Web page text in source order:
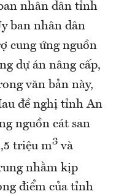
nhân dân tỉnh
ban nhân dân
cung ứng nguồn
dự án nâng cấp,
văn bản này,
đề nghị tỉnh An
nguồn cát san
triệu m3 và
nhằm kịp
điểm của tỉnh